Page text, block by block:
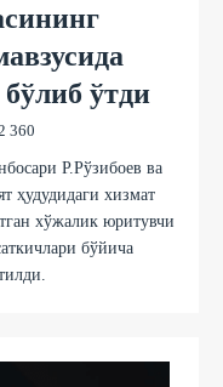
ўтди
360
Р.Рўзибоев ва
ҳудудидаги хизмат
хўжалик юритувчи
бўйича